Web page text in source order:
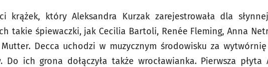
krążek, który Aleksandra Kurzak zarejestrowała dla
takie śpiewaczki, jak Cecilia Bartoli, Renée Fleming, Anna
Decca uchodzi w muzycznym środowisku za
Do ich grona dołączyła także wrocławianka. Pierwsza płyta